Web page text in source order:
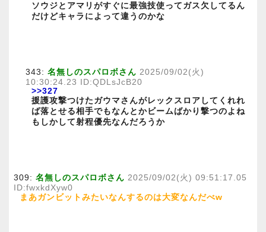
ソウジとアマリがすぐに最強技使ってガス欠してるん
だけどキャラによって違うのかな
343: 名無しのスパロボさん 2025/09/02(火)
10:30:24.23 ID:QDLsJcB20
>>327
援護攻撃つけたガウマさんがレックスロアしてくれれ
ば落とせる相手でもなんとかビームばかり撃つのよね
もしかして射程優先なんだろうか
309: 名無しのスパロボさん 2025/09/02(火) 09:51:17.05
ID:fwxkdXyw0
まあガンビットみたいなんするのは大変なんだべw